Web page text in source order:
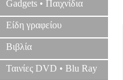
Gadgets • Παιχνίδια
Είδη γραφείου
Βιβλία
Ταινίες DVD • Blu Ray